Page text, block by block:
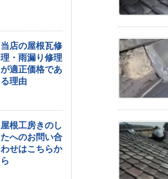
当店の屋根瓦修
理・雨漏り修理
が適正価格であ
る理由
屋根工房きのし
たへのお問い合
わせはこちらか
ら